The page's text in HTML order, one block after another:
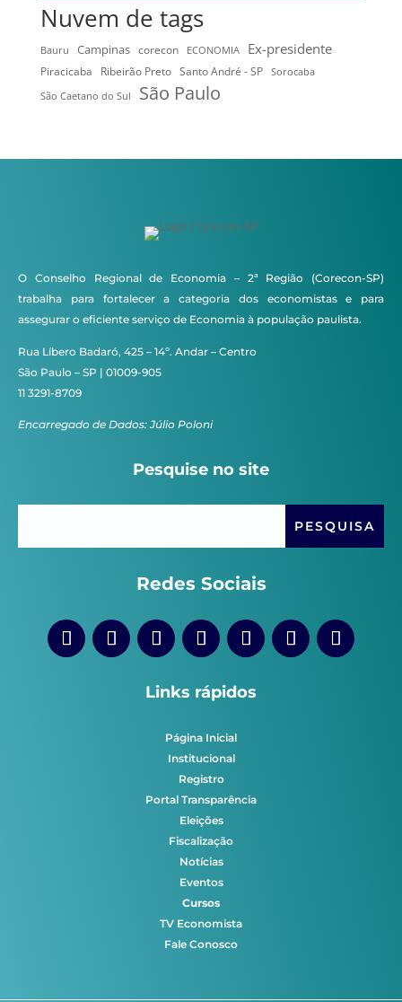
Nuvem de tags
Bauru Campinas corecon ECONOMIA Ex-presidente
Piracicaba Ribeirão Preto Santo André - SP
Sorocaba
São Caetano do Sul
São Paulo
O Conselho Regional de Economia – 2ª Região (Corecon-SP)
trabalha para fortalecer a categoria dos economistas e para
assegurar o eficiente serviço de Economia à população paulista.
Rua Líbero Badaró, 425 – 14º. Andar – Centro
São Paulo – SP | 01009-905
11 3291-8709
Encarregado de Dados: Júlio Poloni
Pesquise no site
Redes Sociais
Links rápidos
Página Inicial
Institucional
Registro
Portal Transparência
Eleições
Fiscalização
Notícias
Eventos
Cursos
TV Economista
Fale Conosco